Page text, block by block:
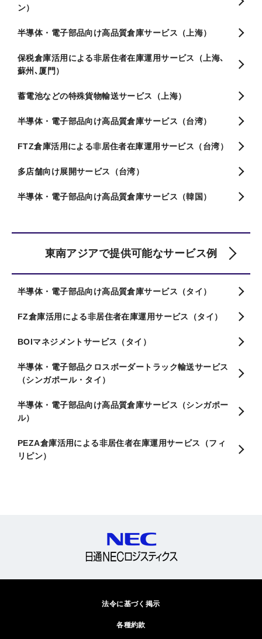
ン）
半導体・電子部品向け高品質倉庫サービス（上海）
保税倉庫活用による非居住者在庫運用サービス（上海､
蘇州､厦門）
蓄電池などの特殊貨物輸送サービス（上海）
半導体・電子部品向け高品質倉庫サービス（台湾）
FTZ倉庫活用による非居住者在庫運用サービス（台湾）
多店舗向け展開サービス（台湾）
半導体・電子部品向け高品質倉庫サービス（韓国）
東南アジアで提供可能なサービス例
半導体・電子部品向け高品質倉庫サービス（タイ）
FZ倉庫活用による非居住者在庫運用サービス（タイ）
BOIマネジメントサービス（タイ）
半導体・電子部品クロスボーダートラック輸送サービス
（シンガポール・タイ）
半導体・電子部品向け高品質倉庫サービス（シンガポー
ル）
PEZA倉庫活用による非居住者在庫運用サービス（フィ
リピン）
法令に基づく掲示
各種約款